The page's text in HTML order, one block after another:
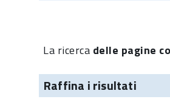
La ricerca delle pagine
Raffina i risultati